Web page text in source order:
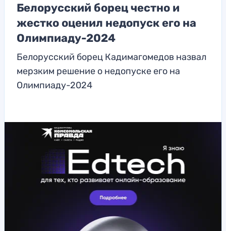
Белорусский борец честно и
жестко оценил недопуск его на
Олимпиаду-2024
Белорусский борец Кадимагомедов назвал
мерзким решение о недопуске его на
Олимпиаду-2024